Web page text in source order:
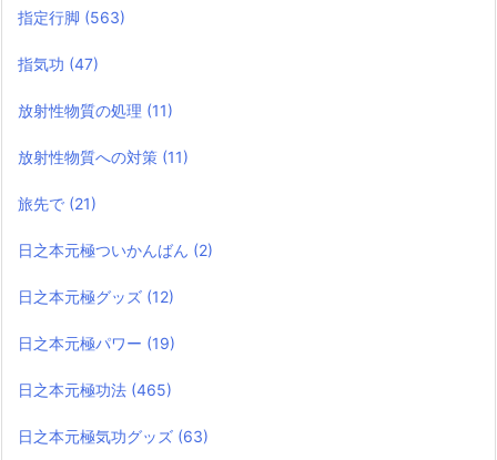
指定行脚 (563)
指気功 (47)
放射性物質の処理 (11)
放射性物質への対策 (11)
旅先で (21)
日之本元極ついかんばん (2)
日之本元極グッズ (12)
日之本元極パワー (19)
日之本元極功法 (465)
日之本元極気功グッズ (63)